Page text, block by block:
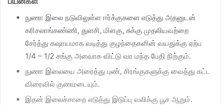
நுணா இலை நடுவிலுள்ள ஈர்க்குகளை எடுத்து அதனுடன்
கரிசலாங்கண்ணி, துளசி, மிளகு, சுக்கு முதலியவற்றை
சேர்த்து கஷாயமாக வடித்து குழந்தைகளின் வயதுக்கு ஏற்ப
1/4 – 1/2 சங்கு அளவாக விட்டு வர மந்த பேதி நிற்கும்.
நுணா இலையை அரைத்து புண், சிரங்குகளுக்கு வைத்து கட்ட
விரைவில் குணமடையும்.
இதன் இலைச்சாறை எடுத்து இடுப்பு வலிக்கு பூச ஆறும்.